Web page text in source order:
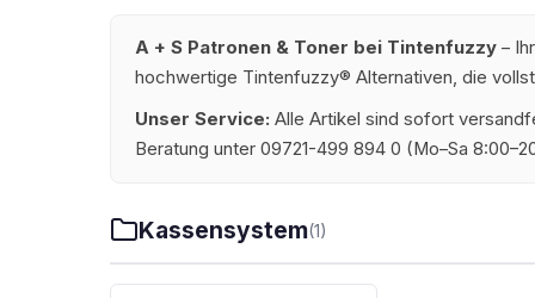
A + S Patronen & Toner bei Tintenfuzzy –
hochwertige Tintenfuzzy® Alternativen, die
Unser Service: Alle Artikel sind sofort
Beratung unter 09721-499 894 0 (Mo–Sa
Kassensystem(1)